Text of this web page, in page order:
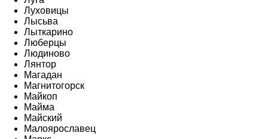
Луховицы
Лысьва
Лыткарино
Люберцы
Людиново
Лянтор
Магадан
Магнитогорск
Майкоп
Майма
Майский
Малоярославец